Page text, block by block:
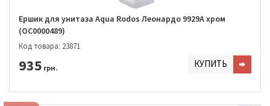
Ершик для унитаза Aqua Rodos Леонардо 9929А хром
(OC0000489)
Код товара: 23871
935 грн. КУПИТЬ